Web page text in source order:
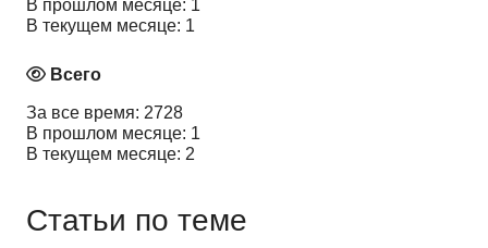
В прошлом месяце: 1
В текущем месяце: 1
Всего
За все время: 2728
В прошлом месяце: 1
В текущем месяце: 2
Статьи по теме